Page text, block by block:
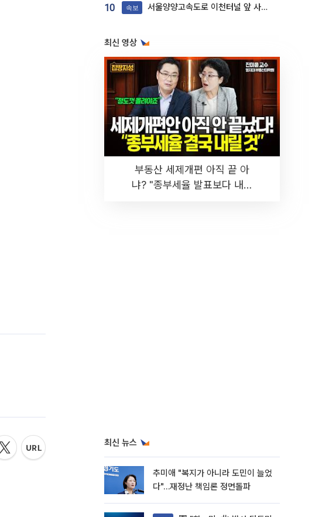
10 속보 서울양양고속도로 이천터널 앞 사고 발생
최신 영상
부동산 세제개편 아직 끝 아
냐? "종부세율 발표보다 내릴
최신 뉴스
추미애 "복지가 아니라 도민이 늘었
다"…재정난 책임론 정면돌파